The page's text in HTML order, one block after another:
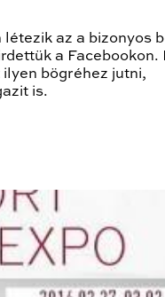
az a bizonyos
a Facebookon.
bögréhez jutni,
is.